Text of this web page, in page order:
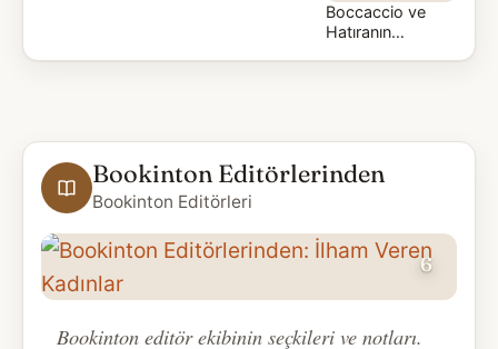
Boccaccio ve
Hatıranın
Bookinton Editörlerinden
Bookinton Editörleri
SON BÖLÜM
6
Bookinton editör ekibinin seçkileri ve notları.